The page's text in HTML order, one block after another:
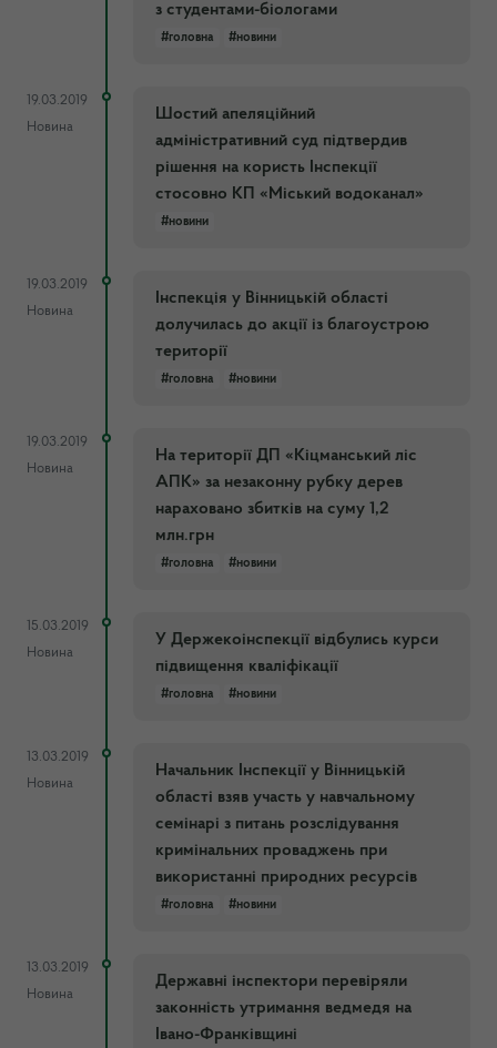
з студентами-біологами
#головна #новини
19.03.2019
Новина
Шостий апеляційний
адміністративний суд підтвердив
рішення на користь Інспекції
стосовно КП «Міський водоканал»
#новини
19.03.2019
Новина
Інспекція у Вінницькій області
долучилась до акції із благоустрою
території
#головна #новини
19.03.2019
Новина
На території ДП «Кіцманський ліс
АПК» за незаконну рубку дерев
нараховано збитків на суму 1,2
млн.грн
#головна #новини
15.03.2019
Новина
У Держекоінспекції відбулись курси
підвищення кваліфікації
#головна #новини
13.03.2019
Новина
Начальник Інспекції у Вінницькій
області взяв участь у навчальному
семінарі з питань розслідування
кримінальних проваджень при
використанні природних ресурсів
#головна #новини
13.03.2019
Новина
Державні інспектори перевіряли
законність утримання ведмедя на
Івано-Франківщині